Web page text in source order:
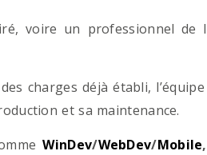
voire un professionnel
charges déjà établi,
et sa maintenance.
WinDev/WebDev/Mobile,